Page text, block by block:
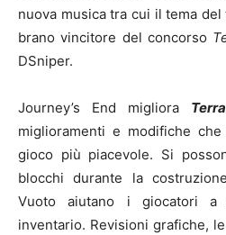
nuova musica tra cui il tema del
brano vincitore del concorso
DSniper.
Journey’s End migliora
miglioramenti e modifiche che
gioco più piacevole. Si
blocchi durante la
Vuoto aiutano i giocatori
inventario. Revisioni grafiche,